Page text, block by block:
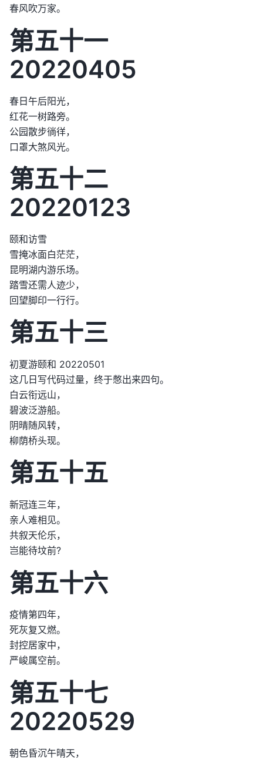
春风吹万家。
第五十一
20220405
春日午后阳光，
红花一树路旁。
公园散步徜徉，
口罩大煞风光。
第五十二
20220123
颐和访雪
雪掩冰面白茫茫，
昆明湖内游乐场。
踏雪还需人迹少，
回望脚印一行行。
第五十三
初夏游颐和 20220501
​这几日写代码过量，终于憋出来四句。
白云衔远山，
碧波泛游船。
阴晴随风转，
柳荫桥头现。
第五十五
新冠连三年，
亲人难相见。
共叙天伦乐，
岂能待坟前?
第五十六
疫情第四年，
死灰复又燃。
封控居家中，
严峻属空前。
第五十七
20220529
朝色昏沉午晴天，